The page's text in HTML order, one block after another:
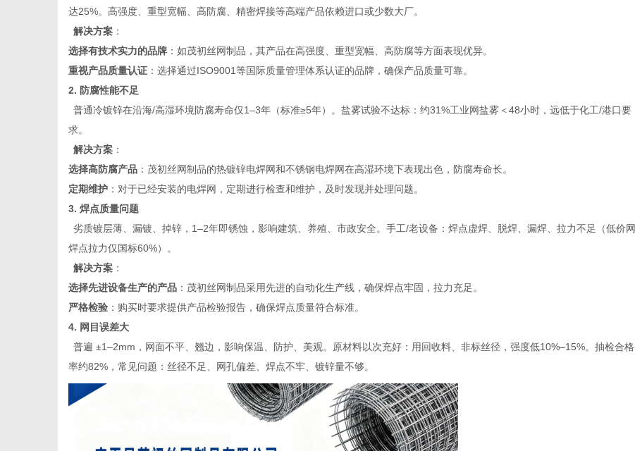
达25%。高强度、重型宽幅、高防腐、精密焊接等高端产品依赖进口或少数大厂。
解决方案 ：
选择有技术实力的品牌 ：如茂初丝网制品，其产品在高强度、重型宽幅、高防腐等方面表现优异。
重视产品质量认证 ：选择通过ISO9001等国际质量管理体系认证的品牌，确保产品质量可靠。
2. 防腐性能不足
普通冷镀锌在沿海/高湿环境防腐寿命仅1–3年（标准≥5年）。盐雾试验不达标：约31%工业网盐雾＜48小时，远低于化工/港口要
求。
解决方案 ：
选择高防腐产品 ：茂初丝网制品的热镀锌电焊网和不锈钢电焊网在高湿环境下表现出色，防腐寿命长。
定期维护 ：对于已经安装的电焊网，定期进行检查和维护，及时发现并处理问题。
3. 焊点质量问题
劣质镀层薄、漏镀、掉锌， 1–2年即锈蚀，影响建筑、养殖、市政安全。手工/老设备：焊点虚焊、脱焊、漏焊、拉力不足（低价网
焊点拉力仅国标60%）。
解决方案 ：
选择先进设备生产的产品 ：茂初丝网制品采用先进的自动化生产线，确保焊点牢固，拉力充足。
严格检验 ：购买时要求提供产品检验报告，确保焊点质量符合标准。
4. 网目误差大
普遍 ±1–2mm，网面不平、翘边，影响保温、防护、美观。原材料以次充好：用回收料、非标丝径，强度低10%–15%。抽检合格
率约82%，常见问题：丝径不足、网孔偏差、焊点不牢、镀锌量不够。